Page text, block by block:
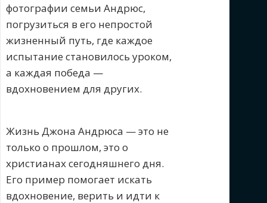
фотографии семьи Андрюс,
погрузиться в его непростой
жизненный путь, где каждое
испытание становилось уроком,
а каждая победа —
вдохновением для других.
Жизнь Джона Андрюса — это не
только о прошлом, это о
христианах сегодняшнего дня.
Его пример помогает искать
вдохновение, верить и идти к